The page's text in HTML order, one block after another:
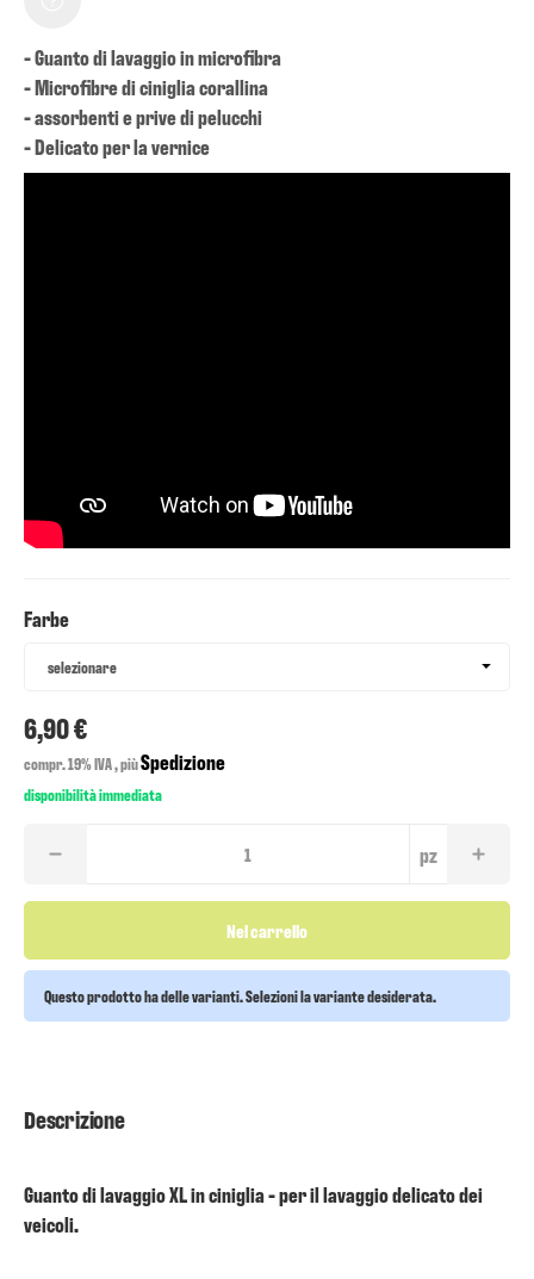
- Guanto di lavaggio in microfibra
- Microfibre di ciniglia corallina
- assorbenti e prive di pelucchi
- Delicato per la vernice
Farbe
selezionare
6,90 €
compr. 19% IVA , piùSpedizione
disponibilità immediata
pz
Nel carrello
Questo prodotto ha delle varianti. Selezioni la variante desiderata.
Descrizione
Guanto di lavaggio XL in ciniglia - per il lavaggio delicato dei
veicoli.